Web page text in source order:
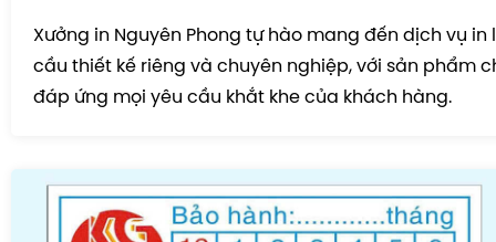
Xưởng in Nguyên Phong tự hào mang đến dịch vụ in
cầu thiết kế riêng và chuyên nghiệp, với sản phẩm
đáp ứng mọi yêu cầu khắt khe của khách hàng.